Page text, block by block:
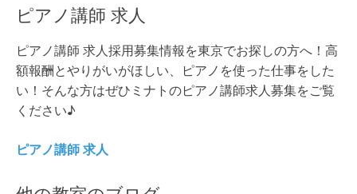
ピアノ講師 求人
ピアノ講師 求人採用募集情報を東京でお探しの方へ！高
額報酬とやりがいがほしい、ピアノを使った仕事をした
い！そんな方はぜひミナトのピアノ講師求人募集をご覧
ください♪
ピアノ講師 求人